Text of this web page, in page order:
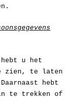
hebt u het
zien, te laten
hebt
in te trekken of